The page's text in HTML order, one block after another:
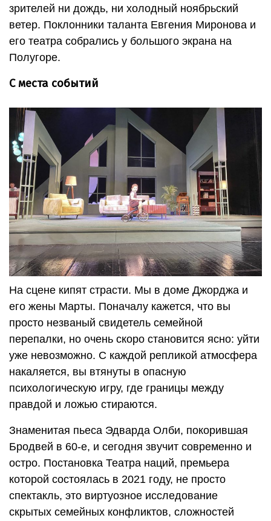
зрителей ни дождь, ни холодный ноябрьский
ветер. Поклонники таланта Евгения Миронова и
его театра собрались у большого экрана на
Полугоре.
С места событий
На сцене кипят страсти. Мы в доме Джорджа и
его жены Марты. Поначалу кажется, что вы
просто незваный свидетель семейной
перепалки, но очень скоро становится ясно: уйти
уже невозможно. С каждой репликой атмосфера
накаляется, вы втянуты в опасную
психологическую игру, где границы между
правдой и ложью стираются.
Знаменитая пьеса Эдварда Олби, покорившая
Бродвей в 60-е, и сегодня звучит современно и
остро. Постановка Театра наций, премьера
которой состоялась в 2021 году, не просто
спектакль, это виртуозное исследование
скрытых семейных конфликтов, сложностей